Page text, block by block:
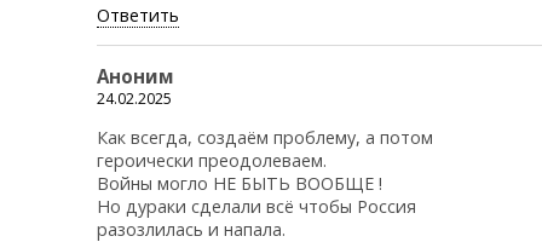
Ответить
Аноним
24.02.2025
Как всегда, создаём проблему, а потом
героически преодолеваем.
Войны могло НЕ БЫТЬ ВООБЩЕ !
Но дураки сделали всё чтобы Россия
разозлилась и напала.